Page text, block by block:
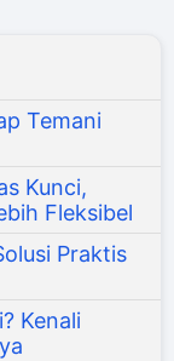
Temani
Kunci,
Fleksibel
Praktis
Kenali